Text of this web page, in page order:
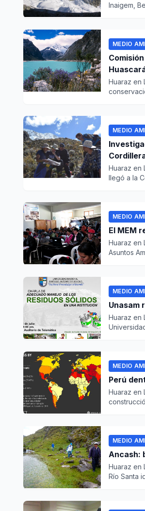
Inaigem,
MEDIO
Huaraz en
MEDIO
Huaraz en
llegó a la
MEDIO
El MEM
Huaraz en
Asuntos
MEDIO
Unasam
Huaraz en
MEDIO
Perú
Huaraz en
MEDIO
Ancash:
Huaraz en
Río Santa